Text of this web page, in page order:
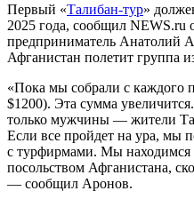
Первый «Талибан-тур»
2025 года, сообщил NEWS.ru
предприниматель Анатолий
Афганистан полетит группа
«Пока мы собрали с каждого
$1200). Эта сумма
только мужчины — жители
Если все пройдет на ура, мы
с турфирмами. Мы находимся
посольством Афганистана,
— сообщил Аронов.